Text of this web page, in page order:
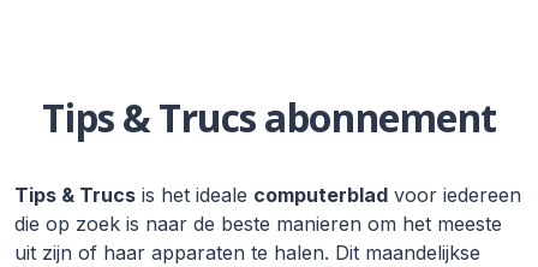
Tips & Trucs abonnement
Tips & Trucs is het ideale computerblad voor iedereen
die op zoek is naar de beste manieren om het meeste
uit zijn of haar apparaten te halen. Dit maandelijkse